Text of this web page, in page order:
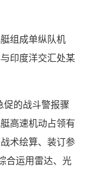
组成单纵队机
印度洋交汇处某
促的战斗警报骤
高速机动占领有
术绘算、装订参
合运用雷达、光